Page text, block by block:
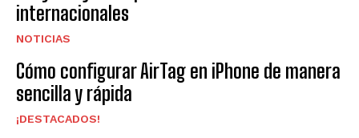
internacionales
NOTICIAS
Cómo configurar AirTag en iPhone de manera
sencilla y rápida
¡DESTACADOS!